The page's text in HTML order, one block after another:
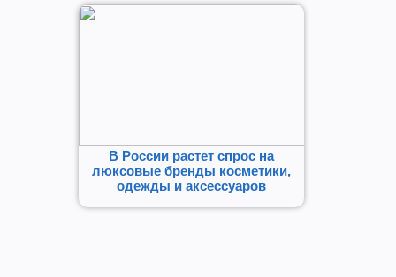
В России растет спрос на
люксовые бренды косметики,
одежды и аксессуаров